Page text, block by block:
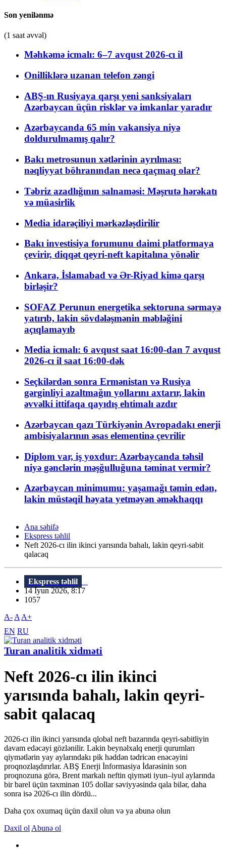
Son yenilənmə
(1 saat əvvəl)
Məhkəmə icmalı: 6–7 avqust 2026-cı il
Onilliklərə uzanan telefon zəngi
ABŞ-ın Rusiyaya qarşı yeni sanksiyaları
Azərbaycan üçün risklər və imkanlar yaradır
Azərbaycanda 65 min vakansiya niyə
doldurulmamış qalır?
Bakı metrosunun xətlərinin ayrılması:
nəqliyyat böhranından necə qaçmaq olar?
Təbriz azadlığının salnaməsi: Məşrutə hərəkatı
və müasirlik
Media idarəçiliyi mərkəzləşdirilir
Bakı investisiya forumunu daimi platformaya
çevirir, diqqət qeyri-neft kapitalına yönəlir
Ankara, İslamabad və Ər-Riyad kimə qarşı
birləşir?
SOFAZ Perunun energetika sektoruna sərmayə
yatırıb, lakin sövdələşmənin məbləğini
açıqlamayıb
Media icmalı: 6 avqust saat 16:00-dan 7 avqust
2026-cı il saat 16:00-dək
Seçkilərdən sonra Ermənistan və Rusiya
gərginliyi azaltmağın yollarını axtarır, lakin
əvvəlki ittifaqa qayıdış ehtimalı azdır
Azərbaycan qazı Türkiyənin Avropadakı enerji
ambisiyalarının əsas elementinə çevrilir
Diplom var, iş yoxdur: Azərbaycanda təhsil
niyə gənclərin məşğulluğuna təminat vermir?
Azərbaycan minimumu: yaşamağı təmin edən,
lakin müstəqil həyata yetməyən əməkhaqqı
Ana səhifə
Ekspress təhlil
Neft 2026-cı ilin ikinci yarısında bahalı, lakin qeyri-sabit
qalacaq
Ekspress təhlil
14 İyun 2026, 8:17
1057
A- A A+
EN RU
Turan analitik xidməti
Neft 2026-cı ilin ikinci
yarısında bahalı, lakin qeyri-
sabit qalacaq
2026-cı ilin ikinci yarısında qlobal neft bazarında qeyri-sabitliyin
davam edəcəyi gözlənilir. Lakin beynəlxalq enerji qurumları
qiymətlərin yay aylarındakı pik həddən tədricən enəcəyini
proqnozlaşdırırlar. ABŞ Enerji İnformasiya İdarəsinin son
proqnozuna görə, Brent markalı neftin qiyməti iyun–iyul aylarında
bir barel üçün təxminən 105 dollar səviyyəsində qala bilər, daha
sonra isə 2026-cı ilin dördü...
Daha çox oxumaq üçün daxil olun və ya abunə olun
Daxil ol Abunə ol